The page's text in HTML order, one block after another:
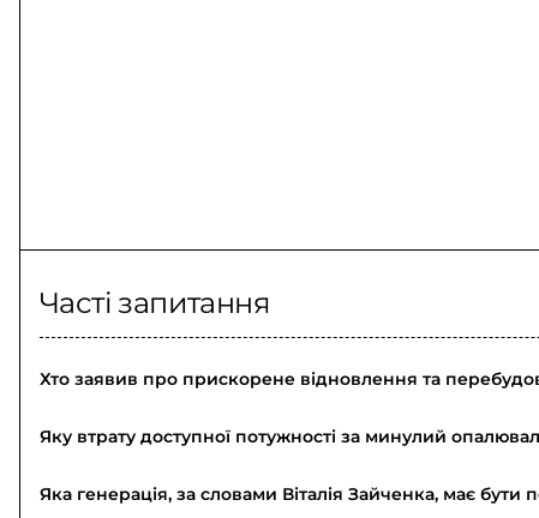
Часті запитання
Хто заявив про прискорене відновлення та
Яку втрату доступної потужності за минулий
Яка генерація, за словами Віталія Зайченка, має